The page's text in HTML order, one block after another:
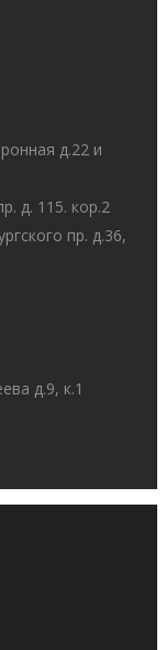
д.22 и
д. 115. кор.2
пр. д.36,
д.9, к.1